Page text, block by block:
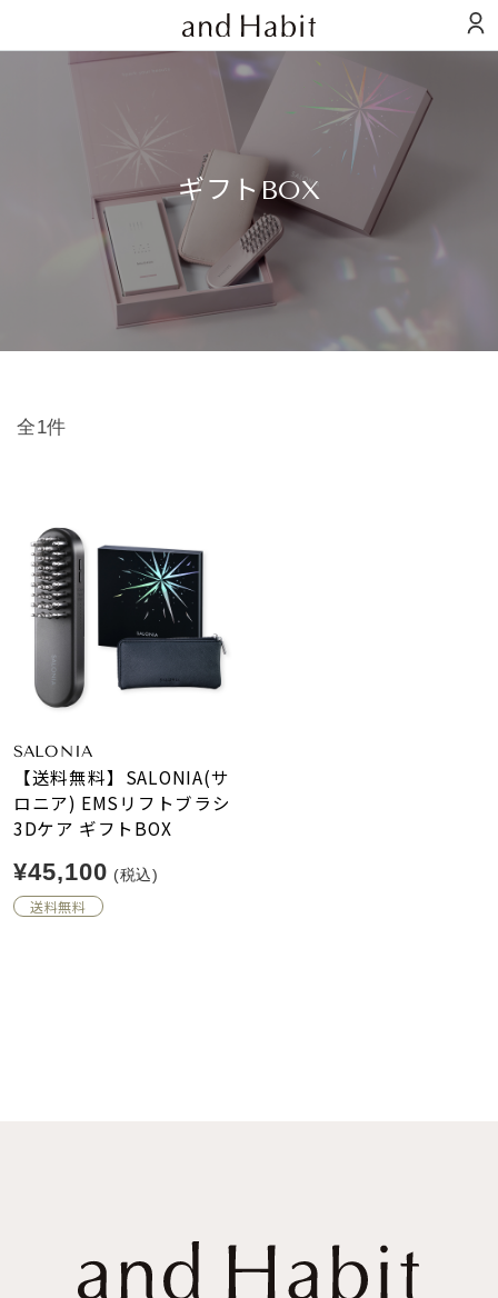
ギフトBOX
全1件
SALONIA
【送料無料】SALONIA(サ
ロニア) EMSリフトブラシ
3Dケア ギフトBOX
¥45,100 (税込)
送料無料